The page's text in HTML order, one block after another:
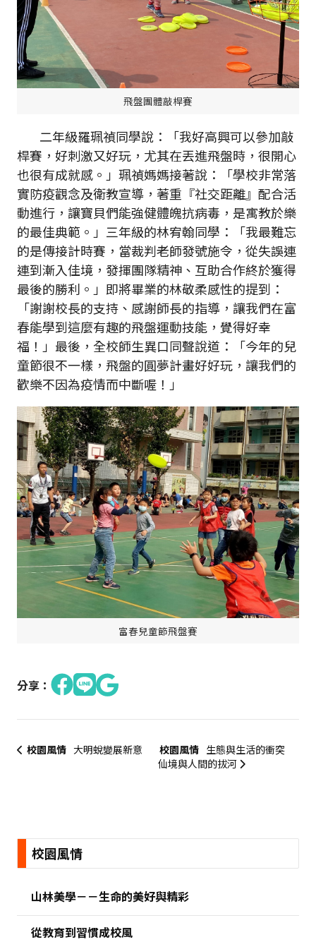
飛盤團體敲桿賽
二年級羅珮禎同學說：「我好高興可以參加敲
桿賽，好刺激又好玩，尤其在丟進飛盤時，很開心
也很有成就感。」珮禎媽媽接著說：「學校非常落
實防疫觀念及衛教宣導，著重『社交距離』配合活
動進行，讓寶貝們能強健體魄抗病毒，是寓教於樂
的最佳典範。」三年級的林宥翰同學：「我最難忘
的是傳接計時賽，當裁判老師發號施令，從失誤連
連到漸入佳境，發揮團隊精神、互助合作終於獲得
最後的勝利。」即將畢業的林敬柔感性的提到：
「謝謝校長的支持、感謝師長的指導，讓我們在富
春能學到這麼有趣的飛盤運動技能，覺得好幸
福！」最後，全校師生異口同聲說道：「今年的兒
童節很不一樣，飛盤的圓夢計畫好好玩，讓我們的
歡樂不因為疫情而中斷喔！」
富春兒童節飛盤賽
分享：
校園風情 大明蛻變展新意 校園風情 生態與生活的衝突
仙境與人間的拔河
:::校園風情
山林美學－－生命的美好與精彩
從教育到習慣成校風